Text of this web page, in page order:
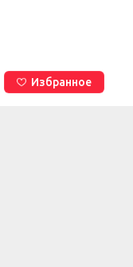
Избранное